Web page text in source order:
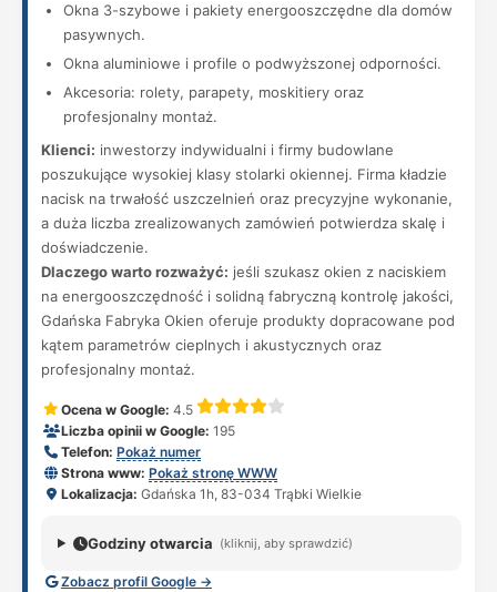
Okna 3-szybowe i pakiety energooszczędne dla domów
pasywnych.
Okna aluminiowe i profile o podwyższonej odporności.
Akcesoria: rolety, parapety, moskitiery oraz
profesjonalny montaż.
Klienci: inwestorzy indywidualni i firmy budowlane
poszukujące wysokiej klasy stolarki okiennej. Firma kładzie
nacisk na trwałość uszczelnień oraz precyzyjne wykonanie,
a duża liczba zrealizowanych zamówień potwierdza skalę i
doświadczenie.
Dlaczego warto rozważyć: jeśli szukasz okien z naciskiem
na energooszczędność i solidną fabryczną kontrolę jakości,
Gdańska Fabryka Okien oferuje produkty dopracowane pod
kątem parametrów cieplnych i akustycznych oraz
profesjonalny montaż.
Ocena w Google: 4.5
Liczba opinii w Google: 195
Telefon: Pokaż numer
Strona www: Pokaż stronę WWW
Lokalizacja: Gdańska 1h, 83-034 Trąbki Wielkie
Godziny otwarcia (kliknij, aby sprawdzić)
Zobacz profil Google →